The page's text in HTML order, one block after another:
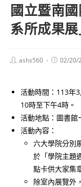
國立暨南
系所成果展
Postashs560
Post02/20/
活動時間：113年
10時至下午4時。
活動地點：圖書館
活動內容：
六大學院分別
於「學院主題
點卡供大家集
除室內展覽外